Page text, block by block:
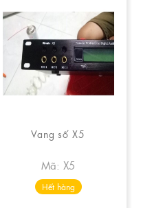
Vang số X5
Mã: X5
Hết hàng